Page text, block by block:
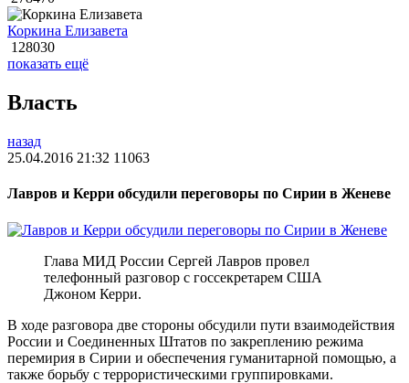
Коркина Елизавета
128030
показать ещё
Власть
назад
25.04.2016 21:32 11063
Лавров и Керри обсудили переговоры по Сирии в Женеве
Глава МИД России Сергей Лавров провел
телефонный разговор с госсекретарем США
Джоном Керри.
В ходе разговора две стороны обсудили пути взаимодействия
России и Соединенных Штатов по закреплению режима
перемирия в Сирии и обеспечения гуманитарной помощью, а
также борьбу с террористическими группировками.